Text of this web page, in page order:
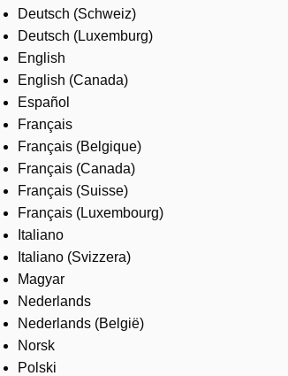
Deutsch (Schweiz)
Deutsch (Luxemburg)
English
English (Canada)
Español
Français
Français (Belgique)
Français (Canada)
Français (Suisse)
Français (Luxembourg)
Italiano
Italiano (Svizzera)
Magyar
Nederlands
Nederlands (België)
Norsk
Polski